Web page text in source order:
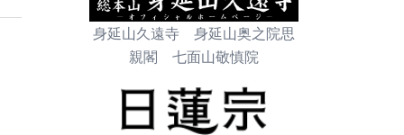
身延山久遠寺 身延山奥之院思
親閣 七面山敬慎院